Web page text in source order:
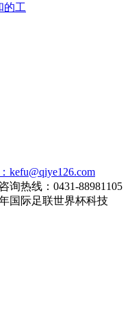
的工
kefu@qiye126.com
咨询热线：0431-88981105
国际足联世界杯科技